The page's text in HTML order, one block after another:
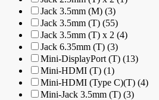
Jack 3.5mm (M) (3)
Jack 3.5mm (T) (55)
Jack 3.5mm (T) x 2 (4)
Jack 6.35mm (T) (3)
Mini-DisplayPort (T) (13)
Mini-HDMI (T) (1)
Mini-HDMI (Type C)(T) (4)
Mini-Jack 3.5mm (T) (3)